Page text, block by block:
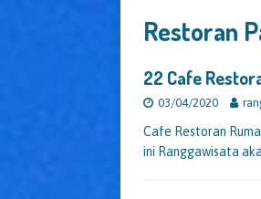
Restoran
22 Cafe
03/04/2020
Cafe Restoran
ini Ranggawisata